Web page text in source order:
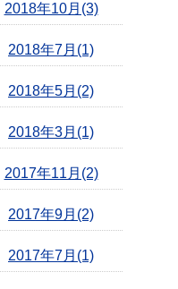
2018年10月(3)
2018年7月(1)
2018年5月(2)
2018年3月(1)
2017年11月(2)
2017年9月(2)
2017年7月(1)